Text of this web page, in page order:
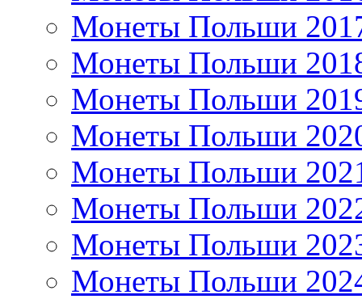
Монеты Польши
Монеты Польши
Монеты Польши
Монеты Польши
Монеты Польши
Монеты Польши
Монеты Польши
Монеты Польши